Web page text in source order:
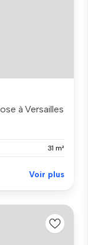
à Versailles
31 m²
Voir plus